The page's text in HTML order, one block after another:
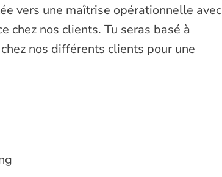
vers une maîtrise opérationnelle avec
chez nos clients. Tu seras basé à
nos différents clients pour une